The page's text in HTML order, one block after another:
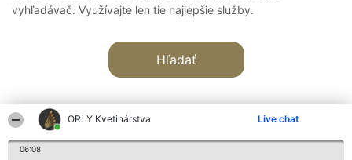
ORLY Kvetinárstva Live chat
06:08
vyhľadávač. Využívajte len tie najlepšie služby.
Hľadať